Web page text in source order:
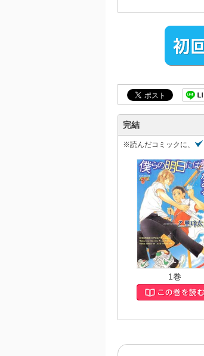
完結
※読んだコミックに、
1巻